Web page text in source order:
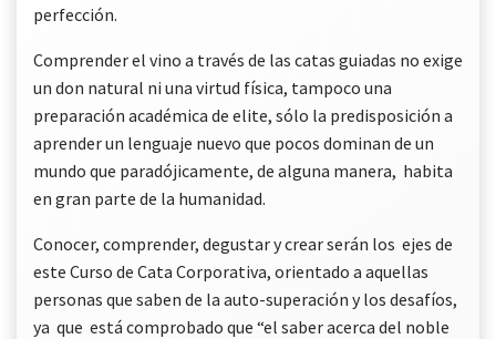
perfección.
Comprender el vino a través de las catas guiadas no exige
un don natural ni una virtud física, tampoco una
preparación académica de elite, sólo la predisposición a
aprender un lenguaje nuevo que pocos dominan de un
mundo que paradójicamente, de alguna manera, habita
en gran parte de la humanidad.
Conocer, comprender, degustar y crear serán los ejes de
este Curso de Cata Corporativa, orientado a aquellas
personas que saben de la auto-superación y los desafíos,
ya que está comprobado que “el saber acerca del noble